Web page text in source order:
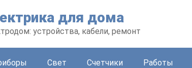
для дома
устройства, кабели, ремонт
Свет Счетчики Работы